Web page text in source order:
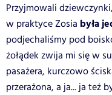
Przyjmowali
w praktyce Zosia była
podjechaliśmy pod
żołądek zwija mi się w
pasażera, kurczowo
przerażona, a ja... ja też